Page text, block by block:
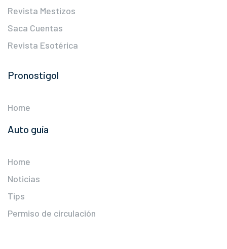
Revista Mestizos
Saca Cuentas
Revista Esotérica
Pronostigol
Home
Auto guía
Home
Noticias
Tips
Permiso de circulación